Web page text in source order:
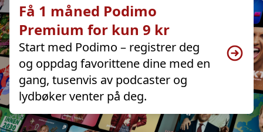
Få 1 måned Podimo
Premium for kun 9 kr
Start med Podimo – registrer deg
og oppdag favorittene dine med en
gang, tusenvis av podcaster og
lydbøker venter på deg.